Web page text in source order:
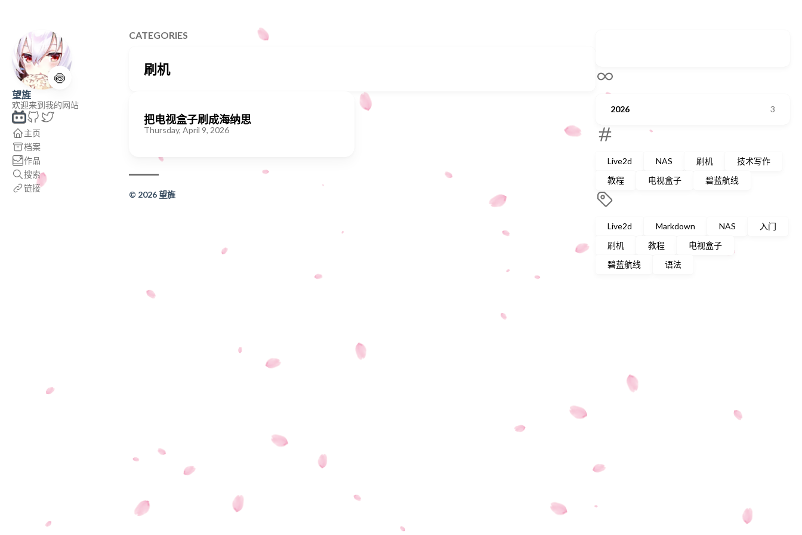
🍥
望旌
欢迎来到我的网站
主页
档案
作品
搜索
链接
2026 3
Live2d NAS 刷机
技术写作
教程
电视盒子 碧蓝航线
Live2d Markdown NAS
入门
刷机
教程
电视盒子
碧蓝航线
语法
CATEGORIES
刷机
把电视盒子刷成海纳思
Thursday, April 9, 2026
© 2026 望旌